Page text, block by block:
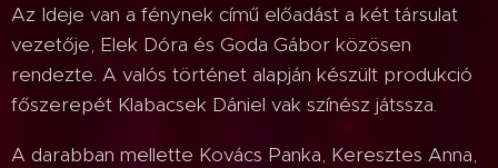
Az Ideje van a fénynek című előadást a két társulat
vezetője, Elek Dóra és Goda Gábor közösen
rendezte. A valós történet alapján készült produkció
főszerepét Klabacsek Dániel vak színész játssza.
A darabban mellette Kovács Panka, Keresztes Anna,